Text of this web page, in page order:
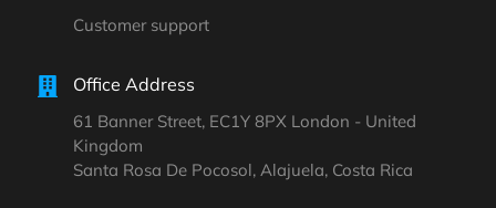
Customer support
Office Address
61 Banner Street, EC1Y 8PX London - United
Kingdom
Santa Rosa De Pocosol, Alajuela, Costa Rica